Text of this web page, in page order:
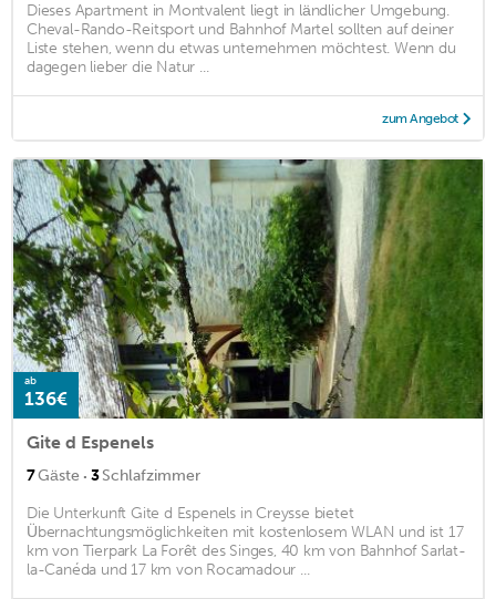
Dieses Apartment in Montvalent liegt in ländlicher Umgebung.
Cheval-Rando-Reitsport und Bahnhof Martel sollten auf deiner
Liste stehen, wenn du etwas unternehmen möchtest. Wenn du
dagegen lieber die Natur ...
zum Angebot
ab
136€
Gite d Espenels
7Gäste · 3Schlafzimmer
Die Unterkunft Gite d Espenels in Creysse bietet
Übernachtungsmöglichkeiten mit kostenlosem WLAN und ist 17
km von Tierpark La Forêt des Singes, 40 km von Bahnhof Sarlat-
la-Canéda und 17 km von Rocamadour ...